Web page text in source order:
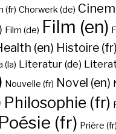
(fr) Chorwerk (de)
Film (de) Film (en)
(en) Histoire (fr)
(la) Literatur (de)
Nouvelle (fr) Novel (en)
Philosophie (fr)
Poésie (fr) Prière (fr)